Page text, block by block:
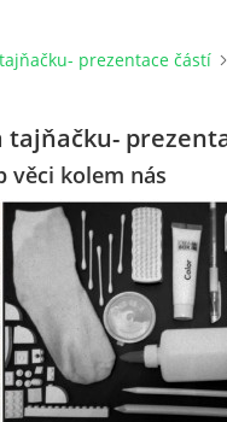
prezentace částí
tajňačku-
věci kolem nás